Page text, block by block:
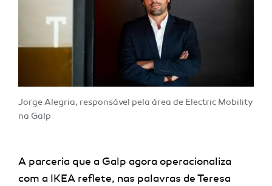
Jorge Alegria, responsável pela área de Electric Mobility
na Galp
A parceria que a Galp agora operacionaliza
com a IKEA reflete, nas palavras de Teresa